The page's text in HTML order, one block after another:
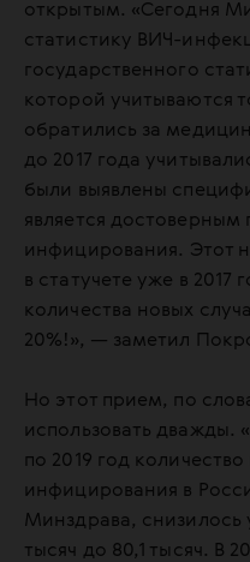
открытым. «Сегодня
статистику ВИЧ-
государственного
которой учитываются
обратились за
до 2017 года
были выявлены
является достоверным
инфицирования. Этот
в статучете уже в 2017
количества новых
20%!», — заметил
Но этот прием, по
использовать дважды.
по 2019 год
инфицирования в
Минздрава, снизилось
тысяч до 80,1 тысяч. В